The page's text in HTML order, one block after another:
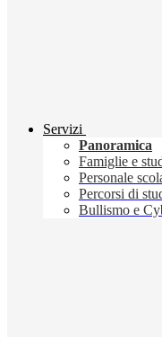
Servizi
Panoramica
Famiglie e
Personale
Percorsi di
Bullismo e